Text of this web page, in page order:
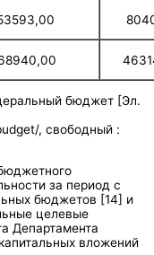
бюджет [Эл.
, свободный :
за период с
бюджетов [14] и
целевые
Департамента
вложений